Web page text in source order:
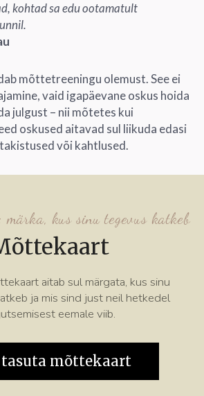
kohtad sa edu ootamatult
mõttetreeningu olemust. See ei
vaid igapäevane oskus hoida
julgust – nii mõtetes kui
oskused aitavad sul liikuda edasi
või kahtlused.
märka, kus sinu tegevus katkeb
aitab sul märgata, kus sinu
ja mis sind just neil hetkedel
eemale viib.
mõttekaart